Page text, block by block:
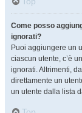
Come posso
ignorati?
Puoi aggiungere un
ciascun utente, c’è
ignorati. Altrimenti,
direttamente un
un utente dalla lista